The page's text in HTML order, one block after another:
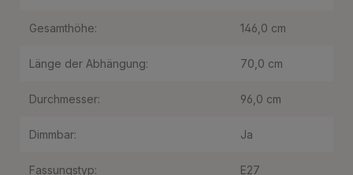
Gesamthöhe: 146,0 cm
Länge der Abhängung: 70,0 cm
Durchmesser: 96,0 cm
Dimmbar: Ja
Fassungstyp: E27